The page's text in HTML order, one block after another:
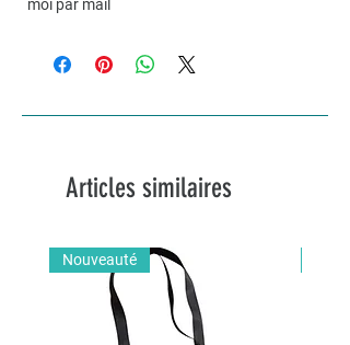
moi par mail
Articles similaires
Nouveauté